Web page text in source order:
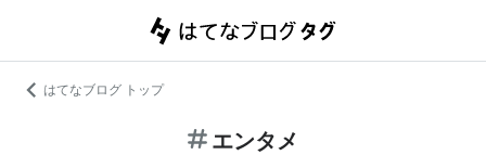
はてなブログ トップ
エンタメ